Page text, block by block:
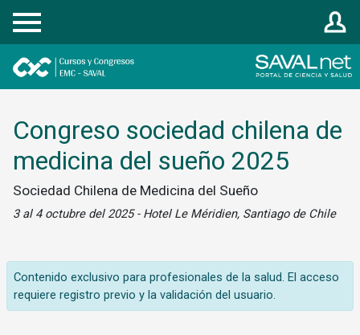
Registrarse
Congreso sociedad chilena de
medicina del sueño 2025
Sociedad Chilena de Medicina del Sueño
3 al 4 octubre del 2025 - Hotel Le Méridien, Santiago de Chile
Contenido exclusivo para profesionales de la salud. El acceso
requiere registro previo y la validación del usuario.